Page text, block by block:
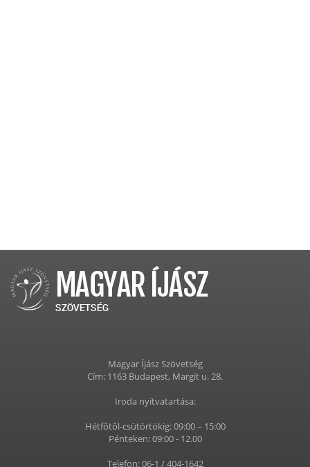
Magyar Íjász Szövetség
Cím: 1163 Budapest, Margit u. 28.
Iroda nyitvatartása:
Hétfőtől-csütörtökig: 09:00 – 15:00
Pénteken: 09:00 - 12.00
Telefon: 06-1 / 404-1642